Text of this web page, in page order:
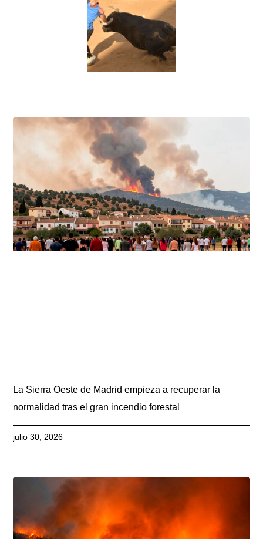
La Sierra Oeste de Madrid empieza a recuperar la
normalidad tras el gran incendio forestal
julio 30, 2026